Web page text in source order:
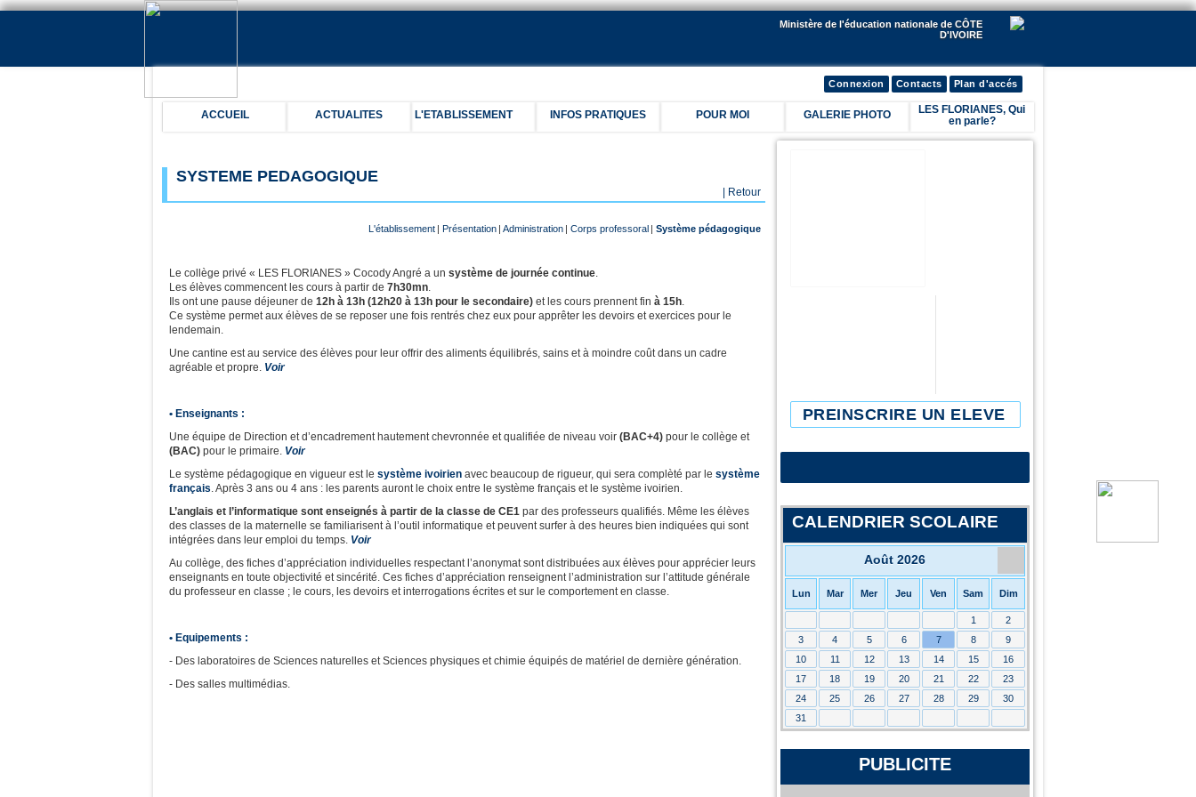
Ministère de l'éducation nationale de CÔTE
D'IVOIRE
Connexion Contacts Plan d'accés
ACCUEIL ACTUALITES L'ETABLISSEMENT INFOS PRATIQUES POUR MOI GALERIE PHOTO
LES FLORIANES, Qui
en parle?
SYSTEME PEDAGOGIQUE
| Retour
| Système pédagogique
| Corps professoral
| Administration
| Présentation
L'établissement
Le collège privé « LES FLORIANES » Cocody Angré a un système de journée continue.
Les élèves commencent les cours à partir de 7h30mn.
Ils ont une pause déjeuner de 12h à 13h (12h20 à 13h pour le secondaire) et les cours prennent fin à 15h.
Ce système permet aux élèves de se reposer une fois rentrés chez eux pour apprêter les devoirs et exercices pour le
lendemain.
Une cantine est au service des élèves pour leur offrir des aliments équilibrés, sains et à moindre coût dans un cadre
agréable et propre. Voir
• Enseignants :
Une équipe de Direction et d’encadrement hautement chevronnée et qualifiée de niveau voir (BAC+4) pour le collège et
(BAC) pour le primaire. Voir
Le système pédagogique en vigueur est le système ivoirien avec beaucoup de rigueur, qui sera complèté par le système
français. Après 3 ans ou 4 ans : les parents auront le choix entre le système français et le système ivoirien.
L’anglais et l’informatique sont enseignés à partir de la classe de CE1 par des professeurs qualifiés. Même les élèves
des classes de la maternelle se familiarisent à l’outil informatique et peuvent surfer à des heures bien indiquées qui sont
intégrées dans leur emploi du temps. Voir
Au collège, des fiches d’appréciation individuelles respectant l’anonymat sont distribuées aux élèves pour apprécier leurs
enseignants en toute objectivité et sincérité. Ces fiches d’appréciation renseignent l’administration sur l’attitude générale
du professeur en classe ; le cours, les devoirs et interrogations écrites et sur le comportement en classe.
• Equipements :
- Des laboratoires de Sciences naturelles et Sciences physiques et chimie équipés de matériel de dernière génération.
- Des salles multimédias.
PREINSCRIRE UN ELEVE
CALENDRIER SCOLAIRE
Août 2026
Lun Mar Mer Jeu Ven Sam Dim
1
2
3
4 5 6 7 8
9
10
11 12 13 14 15
16
17
18 19 20 21 22
23
24
25 26 27 28 29
30
31
PUBLICITE